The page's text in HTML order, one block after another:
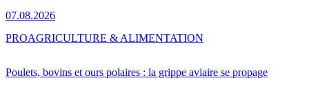
07.08.2026
Poulets, bovins et ours polaires : la grippe aviaire se propage
PROAGRICULTURE & ALIMENTATION